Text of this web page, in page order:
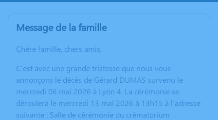
Message de la famille
Chère famille, chers amis,
C’est avec une grande tristesse que nous vous
annonçons le décès de Gérard DUMAS survenu le
mercredi 06 mai 2026 à Lyon 4. La cérémonie se
déroulera le mercredi 13 mai 2026 à 13h15 à l’adresse
suivante : Salle de cérémonie du crématorium